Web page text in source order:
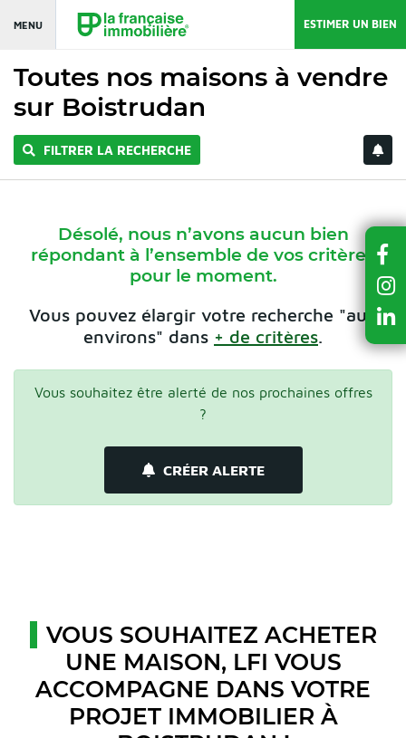
MENU ESTIMER UN BIEN
Toutes nos maisons à vendre
sur Boistrudan
FILTRER LA RECHERCHE
Désolé, nous n’avons aucun bien
répondant à l’ensemble de vos critères
pour le moment.
Vous pouvez élargir votre recherche "aux
environs" dans + de critères.
Vous souhaitez être alerté de nos prochaines offres
?
CRÉER ALERTE
VOUS SOUHAITEZ ACHETER
UNE MAISON, LFI VOUS
ACCOMPAGNE DANS VOTRE
PROJET IMMOBILIER À